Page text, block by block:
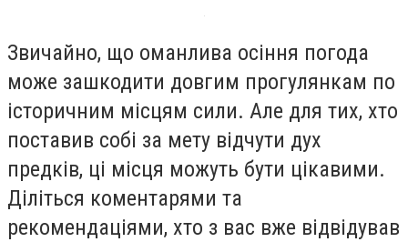
Звичайно, що оманлива осіння погода
може зашкодити довгим прогулянкам по
історичним місцям сили. Але для тих, хто
поставив собі за мету відчути дух
предків, ці місця можуть бути цікавими.
Діліться коментарями та
рекомендаціями, хто з вас вже відвідував